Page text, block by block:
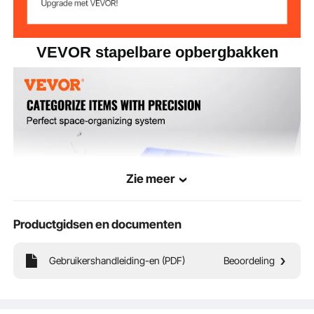
VEVOR stapelbare opbergbakken
Zie meer
Productgidsen en documenten
Gebruikershandleiding-en (PDF) Beoordeling